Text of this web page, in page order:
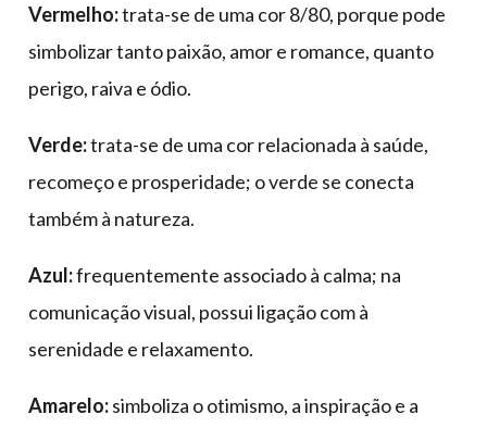
Vermelho:trata-se de uma cor 8/80, porque pode
simbolizar tanto paixão, amor e romance, quanto
perigo, raiva e ódio.
Verde:trata-se de uma cor relacionada à saúde,
recomeço e prosperidade; o verde se conecta
também à natureza.
Azul:frequentemente associado à calma; na
comunicação visual, possui ligação com à
serenidade e relaxamento.
Amarelo:simboliza o otimismo, a inspiração e a